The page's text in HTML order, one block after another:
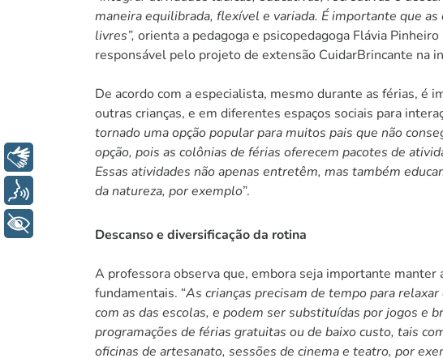
maneira equilibrada, flexível e variada. É importante que
livres”, orienta a pedagoga e psicopedagoga Flávia
responsável pelo projeto de extensão CuidarBrincante na
De acordo com a especialista, mesmo durante as férias, é
outras crianças, e em diferentes espaços sociais para
tornado uma opção popular para muitos pais que não
opção, pois as colônias de férias oferecem pacotes de
Essas atividades não apenas entretêm, mas também
da natureza, por exemplo”.
Descanso e diversificação da rotina
A professora observa que, embora seja importante manter
fundamentais. “As crianças precisam de tempo para
com as das escolas, e podem ser substituídas por jogos e
programações de férias gratuitas ou de baixo custo, tais
oficinas de artesanato, sessões de cinema e teatro, por